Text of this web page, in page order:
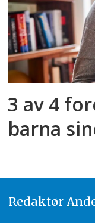
3 av 4
barna
Redaktør A